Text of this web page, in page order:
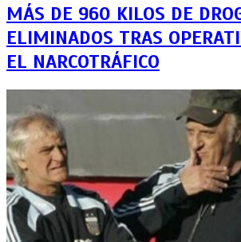
MÁS DE 960 KILOS DE
ELIMINADOS TRAS
EL NARCOTRÁFICO